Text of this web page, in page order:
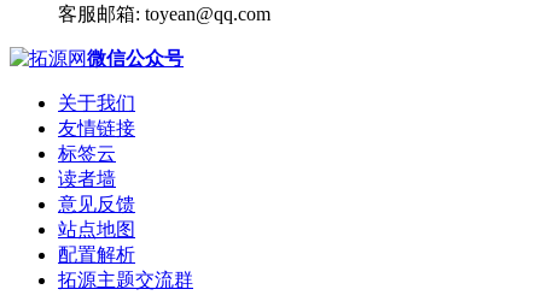
客服邮箱: toyean@qq.com
微信公众号
关于我们
友情链接
标签云
读者墙
意见反馈
站点地图
配置解析
拓源主题交流群